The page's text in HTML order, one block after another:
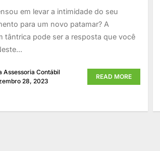
em levar a intimidade do seu
para um novo patamar? A
tântrica pode ser a resposta que você
Assessoria Contábil
28, 2023
READ MORE